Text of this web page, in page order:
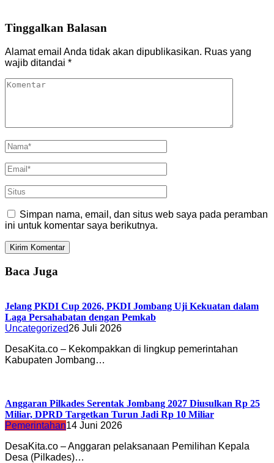
Tinggalkan Balasan
Alamat email Anda tidak akan dipublikasikan. Ruas yang
wajib ditandai *
Simpan nama, email, dan situs web saya pada peramban
ini untuk komentar saya berikutnya.
Baca Juga
Jelang PKDI Cup 2026, PKDI Jombang Uji Kekuatan dalam
Laga Persahabatan dengan Pemkab
Uncategorized26 Juli 2026
DesaKita.co – Kekompakkan di lingkup pemerintahan
Kabupaten Jombang…
Anggaran Pilkades Serentak Jombang 2027 Diusulkan Rp 25
Miliar, DPRD Targetkan Turun Jadi Rp 10 Miliar
Pemerintahan14 Juni 2026
DesaKita.co – Anggaran pelaksanaan Pemilihan Kepala
Desa (Pilkades)…